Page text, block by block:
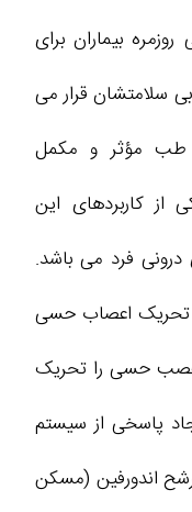
بیماران برای
سلامتشان قرار می
مؤثر و مکمل
از کاربردهای این
فرد می باشد.
تحریک اعصاب حسی
حسی را تحریک
پاسخی از سیستم
اندورفین (مسکن